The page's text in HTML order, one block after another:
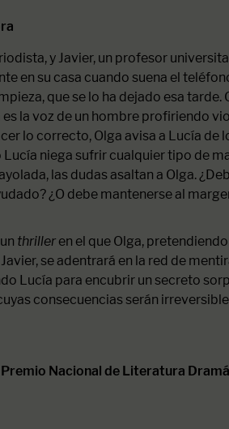
y Javier, un profesor
en su casa cuando suena el
que se lo ha dejado esa tarde.
es la voz de un hombre profiriendo
lo correcto, Olga avisa a Lucía de
Lucía niega sufrir cualquier tipo de
las dudas asaltan a Olga.
¿O debe mantenerse al
thriller en el que Olga,
se adentrará en la red de
Lucía para encubrir un secreto
consecuencias serán
Nacional de Literatura